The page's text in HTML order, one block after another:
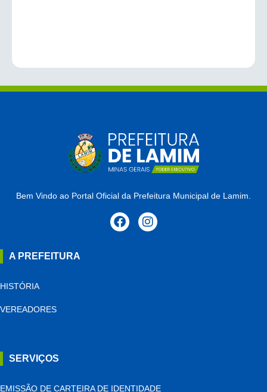
Bem Vindo ao Portal Oficial da Prefeitura Municipal de Lamim.
A PREFEITURA
HISTÓRIA
VEREADORES
SERVIÇOS
EMISSÃO DE CARTEIRA DE IDENTIDADE